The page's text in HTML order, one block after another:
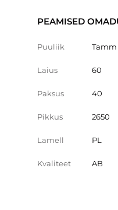
PEAMISED
Puuliik Tamm
Laius 60
Paksus 40
Pikkus 2650
Lamell PL
Kvaliteet AB